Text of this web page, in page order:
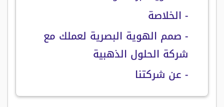
- الخلاصة
- صمم الهوية البصرية لعملك مع
شركة الحلول الذهبية
- عن شركتنا